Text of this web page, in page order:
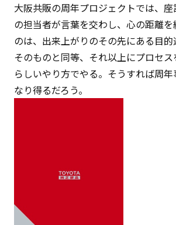
大阪共販の周年プロジェクトでは、
の担当者が言葉を交わし、心の距離
のは、出来上がりのその先にある目
そのものと同等、それ以上にプロセ
らしいやり方でやる。そうすれば周
なり得るだろう。